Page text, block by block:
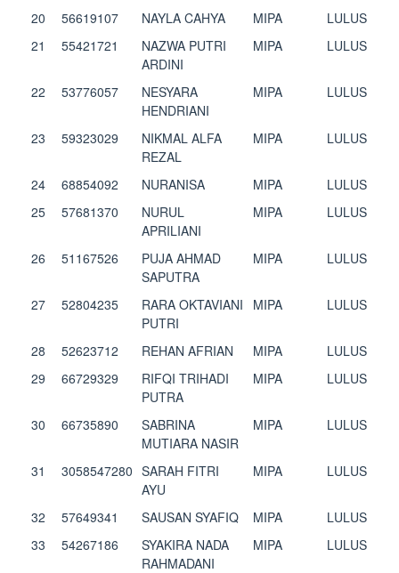
20
56619107 NAYLA CAHYA MIPA
LULUS
21
55421721
NAZWA PUTRI
ARDINI
MIPA LULUS
22 53776057
NESYARA
HENDRIANI
MIPA LULUS
23 59323029
NIKMAL ALFA
REZAL
MIPA LULUS
24 68854092 NURANISA MIPA
LULUS
25
57681370
NURUL
APRILIANI
MIPA LULUS
26 51167526
PUJA AHMAD
SAPUTRA
MIPA LULUS
27 52804235
RARA OKTAVIANI
PUTRI
MIPA LULUS
28 52623712 REHAN AFRIAN MIPA
LULUS
29
66729329
RIFQI TRIHADI
PUTRA
MIPA LULUS
30 66735890
SABRINA
MUTIARA NASIR
MIPA LULUS
31 3058547280 SARAH FITRI
AYU
MIPA LULUS
32 57649341 SAUSAN SYAFIQ MIPA
LULUS
33
54267186
SYAKIRA NADA
RAHMADANI
MIPA LULUS